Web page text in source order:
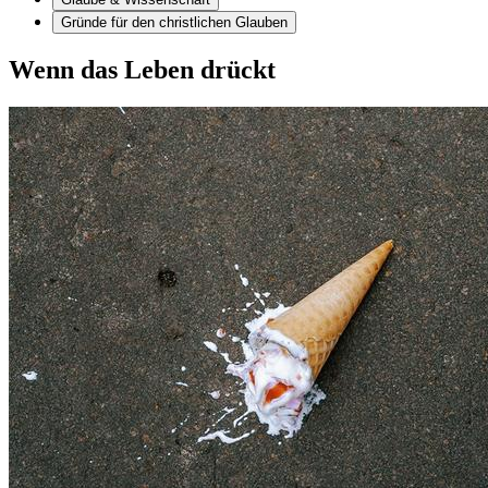
Gründe für den christlichen Glauben
Wenn das Leben drückt